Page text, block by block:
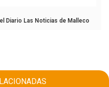
Diario Las Noticias de Malleco